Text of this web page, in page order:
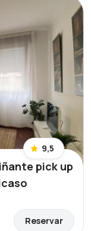
9,5
pick up
Reservar